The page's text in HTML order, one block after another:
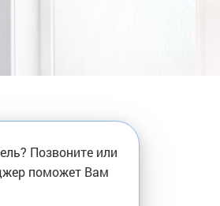
Позвоните или
поможет Вам